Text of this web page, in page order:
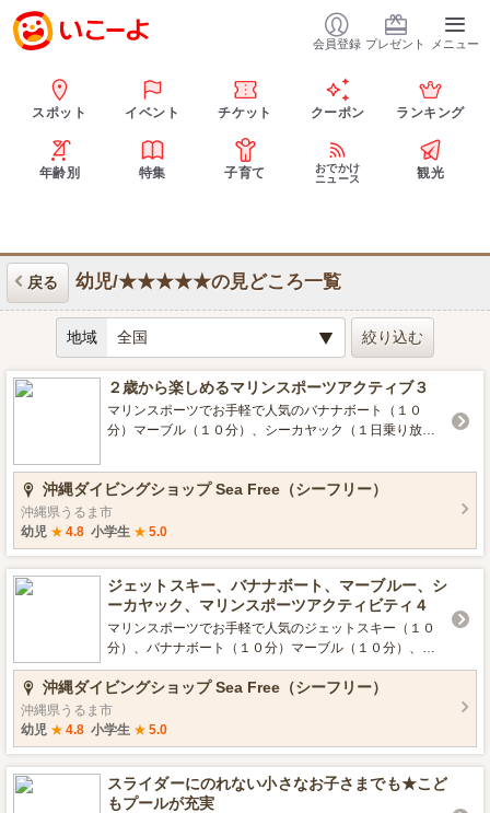
会員登録 プレゼント メニュー
スポット イベント チケット クーポン ランキング
年齢別 特集 子育て
おでかけ
ニュース
観光
戻る 幼児/★★★★★の見どころ一覧
地域
２歳から楽しめるマリンスポーツアクティブ３
マリンスポーツでお手軽で人気のバナナボート（１０
分）マーブル（１０分）、シーカヤック（１日乗り放
縄中部エリアのプライベートビーチで自由に遊びながら
マリンスポーツが楽しめちゃう。 沖縄の大自然に囲まれ
た自然のビーチで一日中遊べる☆
沖縄ダイビングショップ Sea Free（シーフリー）
沖縄県うるま市
幼児 ★ 4.8 小学生 ★ 5.0
ジェットスキー、バナナボート、マーブルー、シ
ーカヤック、マリンスポーツアクティビティ４
マリンスポーツでお手軽で人気のジェットスキー（１０
分）、バナナボート（１０分）マーブル（１０分）、シ
ーカヤック（１日乗り放題）の４つのアクティブが楽し
めるおすすめプラン。 沖縄中部エリアのプライベートビ
ーチで自由に遊びながらマリンスポーツが楽しめちゃ
う。
沖縄ダイビングショップ Sea Free（シーフリー）
沖縄県うるま市
幼児 ★ 4.8 小学生 ★ 5.0
スライダーにのれない小さなお子さまでも★こど
もプールが充実